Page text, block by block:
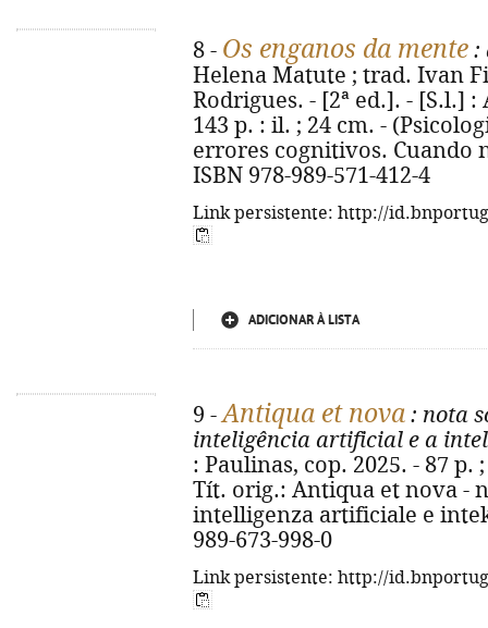
8 - Os enganos da mente :
Helena Matute ; trad. Ivan
Rodrigues. - [2ª ed.]. - [S.l.]
143 p. : il. ; 24 cm. -
errores cognitivos. Cuando
ISBN 978-989-571-412-4
Link persistente: http://
ADICIONAR À LISTA
9 -Antiqua et nova : nota
inteligência artificial e a
: Paulinas, cop. 2025. - 87 p.
Tít. orig.: Antiqua et nova -
intelligenza artificiale e
989-673-998-0
Link persistente: http://